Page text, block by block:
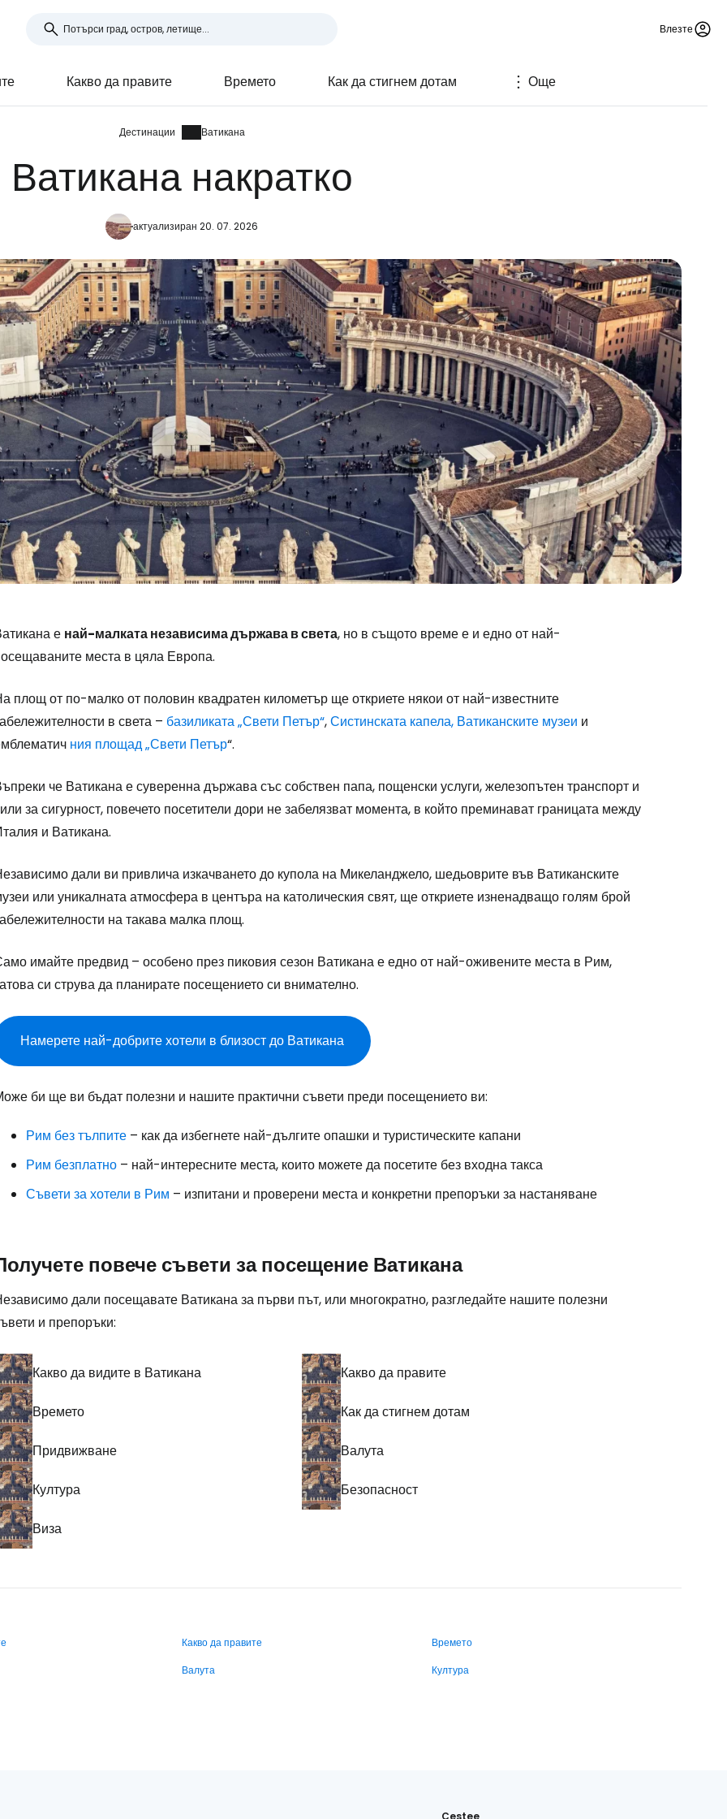
Влезте
Какво да правите Времето Как да стигнем дотам Още
Дестинации Ватикана
Ватикана накратко
актуализиран 20. 07. 2026
е най-малката независима държава в света, но в същото време е и едно от най-
места в цяла Европа.
площ от по-малко от половин квадратен километър ще откриете някои от най-известните
в света – базиликата „Свети Петър“,Систинската капела, Ватиканските музеи и
ния площад „Свети Петър“.
че Ватикана е суверенна държава със собствен папа, пощенски услуги, железопътен транспорт и
за сигурност, повечето посетители дори не забелязват момента, в който преминават границата между
и Ватикана.
дали ви привлича изкачването до купола на Микеланджело, шедьоврите във Ватиканските
или уникалната атмосфера в центъра на католическия свят, ще откриете изненадващо голям брой
на такава малка площ.
имайте предвид – особено през пиковия сезон Ватикана е едно от най-оживените места в Рим,
си струва да планирате посещението си внимателно.
Намерете най-добрите хотели в близост до Ватикана
би ще ви бъдат полезни и нашите практични съвети преди посещението ви:
Рим без тълпите – как да избегнете най-дългите опашки и туристическите капани
Рим безплатно – най-интересните места, които можете да посетите без входна такса
Съвети за хотели в Рим – изпитани и проверени места и конкретни препоръки за настаняване
повече съвети за посещение Ватикана
дали посещавате Ватикана за първи път, или многократно, разгледайте нашите полезни
и препоръки:
Какво да видите в Ватикана Какво да правите
Времето Как да стигнем дотам
Придвижване Валута
Култура Безопасност
Виза
Какво да правите
Времето
Валута
Култура
Cestee
Влезте в Cestee
... световната общност на туристите
Продължете с имейл